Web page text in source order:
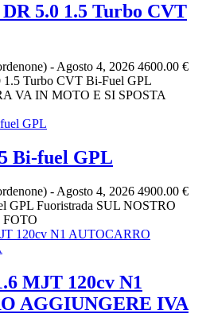
5.0 1.5 Turbo CVT
- Agosto 4, 2026 4600.00 €
Turbo CVT Bi-Fuel GPL
VA IN MOTO E SI SPOSTA
Bi-fuel GPL
- Agosto 4, 2026 4900.00 €
GPL Fuoristrada SUL NOSTRO
MJT 120cv N1
AGGIUNGERE IVA